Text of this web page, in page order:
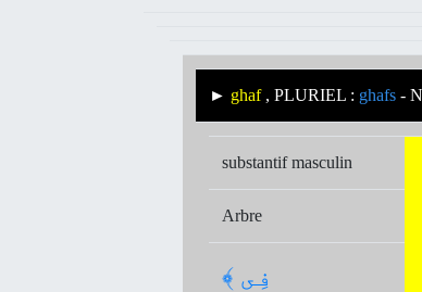
► ghaf , PLURIEL : ghafs -
substantif masculin
Arbre
﴾ فِى